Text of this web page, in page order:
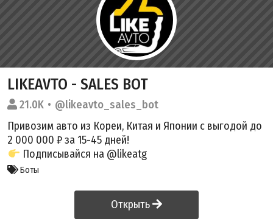
LIKEAVTO - SALES BOT
21.0K
@likeavto_sales_bot
Привозим авто из Кореи, Китая и Японии с выгодой до
2 000 000 ₽ за 15-45 дней!
Подписывайся на @likeatg
Боты
Открыть